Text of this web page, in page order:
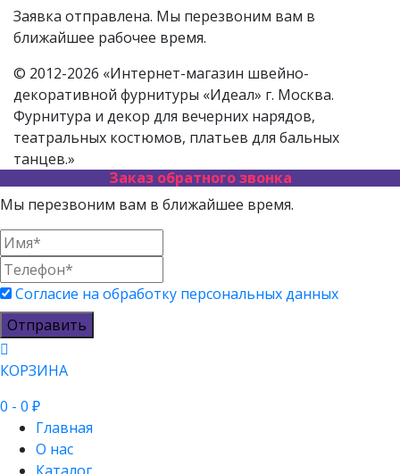
Заявка отправлена. Мы перезвоним вам в
ближайшее рабочее время.
© 2012-2026 «Интернет-магазин швейно-
декоративной фурнитуры «Идеал» г. Москва.
Фурнитура и декор для вечерних нарядов,
театральных костюмов, платьев для бальных
танцев.»
Заказ обратного звонка
Мы перезвоним вам в ближайшее время.
Согласие на обработку персональных данных
Отправить
КОРЗИНА
0 - 0 ₽
Главная
О нас